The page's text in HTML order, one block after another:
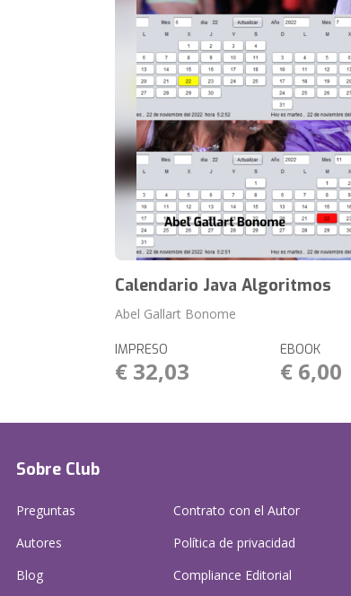
Calendario Java Algoritmos
Abel Gallart Bonome
IMPRESO
€ 32,03
EBOOK
€ 6,00
Sobre Club
Preguntas
Autores
Blog
Contrato con el Autor
Política de privacidad
Compliance Editorial